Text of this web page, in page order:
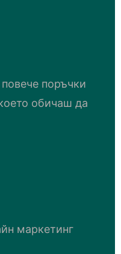
поръчки
обичаш да
маркетинг